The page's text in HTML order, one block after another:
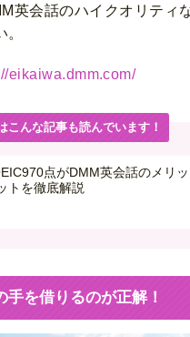
英会話のハイクオリティ
eikaiwa.dmm.com/
こんな記事も読んでいます！
点がDMM英会話のメリ
トを徹底解説
を借りるのが正解！